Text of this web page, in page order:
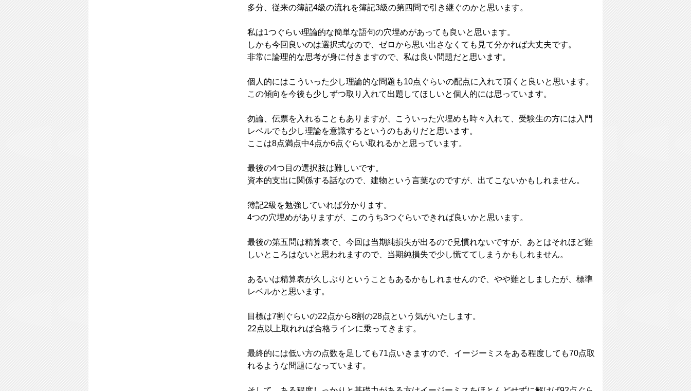
多分、従来の簿記4級の流れを簿記3級の第四問で引き継ぐのかと思います。
私は1つぐらい理論的な簡単な語句の穴埋めがあっても良いと思います。
しかも今回良いのは選択式なので、ゼロから思い出さなくても見て分かれば大丈夫です。
非常に論理的な思考が身に付きますので、私は良い問題だと思います。
個人的にはこういった少し理論的な問題も10点ぐらいの配点に入れて頂くと良いと思います。
この傾向を今後も少しずつ取り入れて出題してほしいと個人的には思っています。
勿論、伝票を入れることもありますが、こういった穴埋めも時々入れて、受験生の方には入門
レベルでも少し理論を意識するというのもありだと思います。
ここは8点満点中4点か6点ぐらい取れるかと思っています。
最後の4つ目の選択肢は難しいです。
資本的支出に関係する話なので、建物という言葉なのですが、出てこないかもしれません。
簿記2級を勉強していれば分かります。
4つの穴埋めがありますが、このうち3つぐらいできれば良いかと思います。
最後の第五問は精算表で、今回は当期純損失が出るので見慣れないですが、あとはそれほど難
しいところはないと思われますので、当期純損失で少し慌ててしまうかもしれません。
あるいは精算表が久しぶりということもあるかもしれませんので、やや難としましたが、標準
レベルかと思います。
目標は7割ぐらいの22点から8割の28点という気がいたします。
22点以上取れれば合格ラインに乗ってきます。
最終的には低い方の点数を足しても71点いきますので、イージーミスをある程度しても70点取
れるような問題になっています。